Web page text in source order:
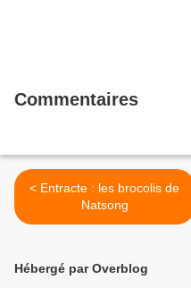
Commentaires
< Entracte : les brocolis de
Natsong
Hébergé par Overblog